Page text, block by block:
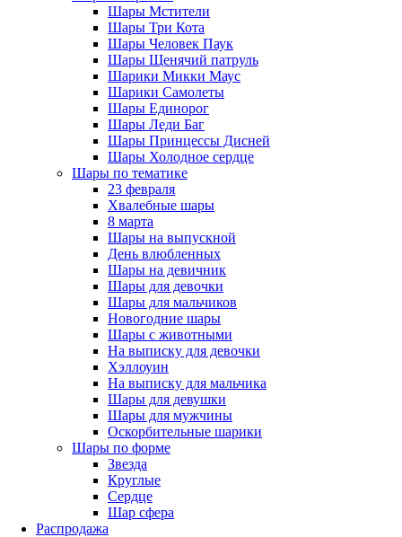
Шары Мстители
Шары Три Кота
Шары Человек Паук
Шары Щенячий патруль
Шарики Микки Маус
Шарики Самолеты
Шары Единорог
Шары Леди Баг
Шары Принцессы Дисней
Шары Холодное сердце
Шары по тематике
23 февраля
Хвалебные шары
8 марта
Шары на выпускной
День влюбленных
Шары на девичник
Шары для девочки
Шары для мальчиков
Новогодние шары
Шары с животными
На выписку для девочки
Хэллоуин
На выписку для мальчика
Шары для девушки
Шары для мужчины
Оскорбительные шарики
Шары по форме
Звезда
Круглые
Сердце
Шар сфера
Распродажа